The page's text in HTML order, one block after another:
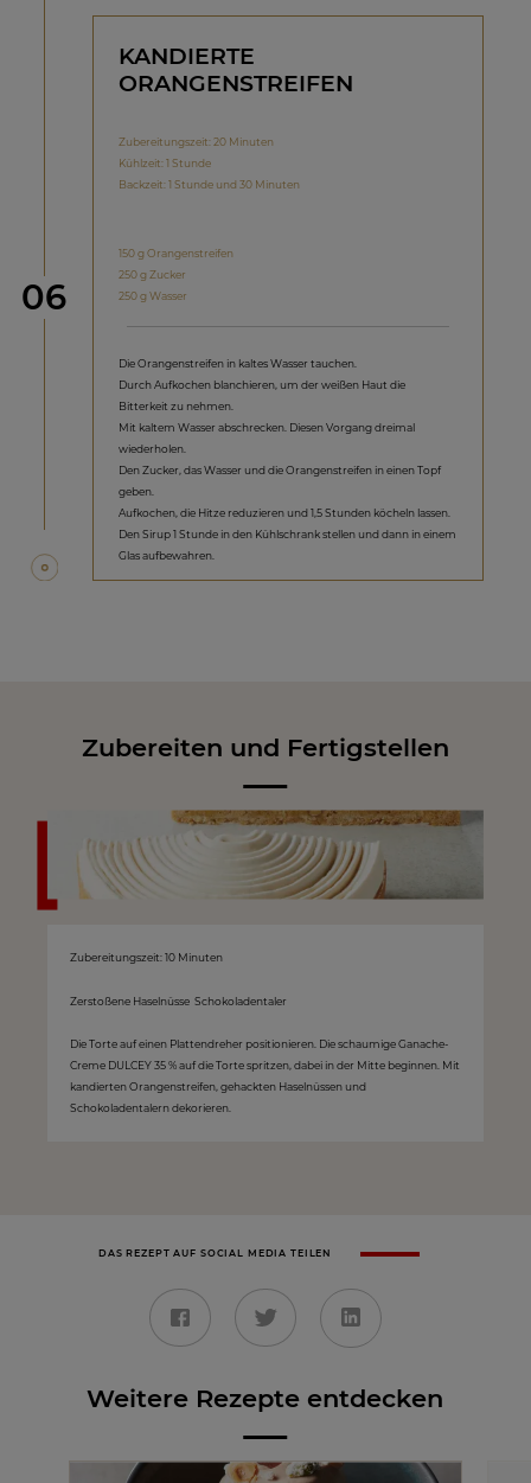
Schritt
06
KANDIERTE
ORANGENSTREIFEN
Zubereitungszeit: 20 Minuten
Kühlzeit: 1 Stunde
Backzeit: 1 Stunde und 30 Minuten
150 g Orangenstreifen
250 g Zucker
250 g Wasser
Die Orangenstreifen in kaltes Wasser tauchen.
Durch Aufkochen blanchieren, um der weißen Haut die
Bitterkeit zu nehmen.
Mit kaltem Wasser abschrecken. Diesen Vorgang dreimal
wiederholen.
Den Zucker, das Wasser und die Orangenstreifen in einen Topf
geben.
Aufkochen, die Hitze reduzieren und 1,5 Stunden köcheln lassen.
Den Sirup 1 Stunde in den Kühlschrank stellen und dann in einem
Glas aufbewahren.
Zubereiten und Fertigstellen
Zubereitungszeit: 10 Minuten
Zerstoßene Haselnüsse Schokoladentaler
Die Torte auf einen Plattendreher positionieren. Die schaumige Ganache-
Creme DULCEY 35 % auf die Torte spritzen, dabei in der Mitte beginnen. Mit
kandierten Orangenstreifen, gehackten Haselnüssen und
Schokoladentalern dekorieren.
DAS REZEPT AUF SOCIAL MEDIA TEILEN
Weitere Rezepte entdecken